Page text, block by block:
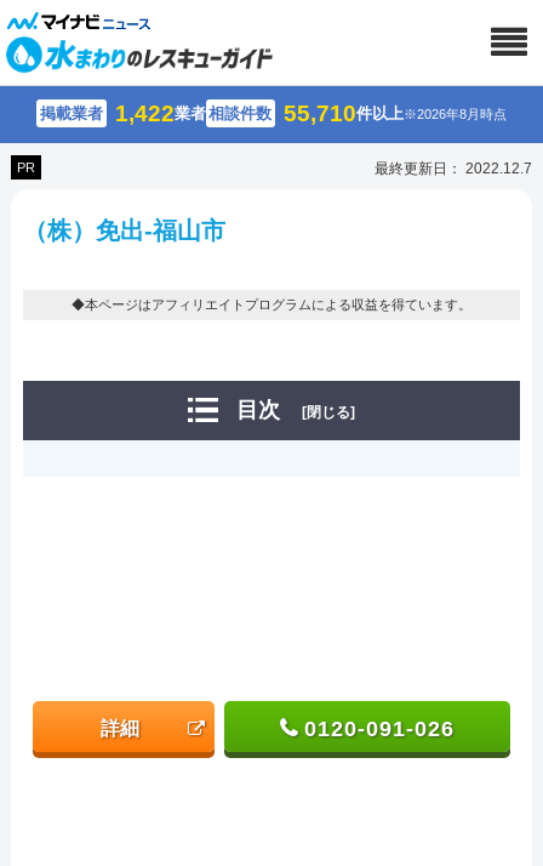
掲載業者 1,422業者相談件数 55,710件以上※2026年8月時点
PR 最終更新日： 2022.12.7
（株）免出-福山市
◆本ページはアフィリエイトプログラムによる収益を得ています。
目次 [閉じる]
詳細 0120-091-026